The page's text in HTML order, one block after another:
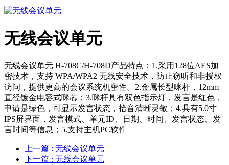
无线会议单元
无线会议单元 H-708C/H-708D产品特点：1.采用128位AES加
密技术，支持 WPA/WPA2 无线安全技术，防止窃听和非授权
访问，提供更高的会议系统机密性。2.金属长型咪杆，12mm
直径镀金电容式咪芯；3.咪杆具有双色指示灯，发言是红色，
申请是绿色，可显示发言状态，拾音清晰灵敏；4.具有5.0寸
IPS屏界面，发言模式、单元ID、日期、时间、发言状态、发
言时间等信息；5.支持主机PC软件
上一篇 : 无线会议单元
下一篇 : 无线会议单元